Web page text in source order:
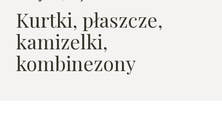
Kurtki, płaszcze,
kamizelki,
kombinezony